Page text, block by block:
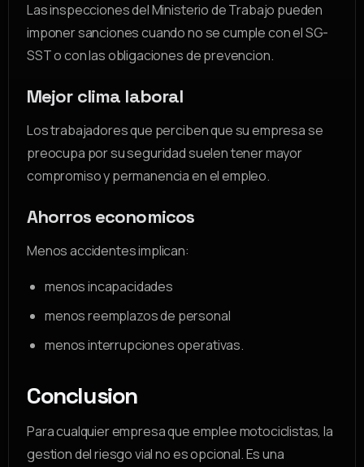
Las inspecciones del Ministerio de Trabajo pueden
imponer sanciones cuando no se cumple con el SG-
SST o con las obligaciones de prevencion.
Mejor clima laboral
Los trabajadores que perciben que su empresa se
preocupa por su seguridad suelen tener mayor
compromiso y permanencia en el empleo.
Ahorros economicos
Menos accidentes implican:
menos incapacidades
menos reemplazos de personal
menos interrupciones operativas.
Conclusion
Para cualquier empresa que emplee motociclistas, la
gestion del riesgo vial no es opcional. Es una